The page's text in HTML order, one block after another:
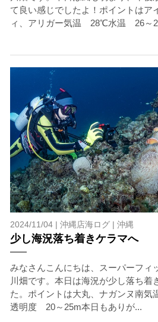
て良い感じでしたよ！ポイントはア
ィ、アリガー気温 28℃水温 26～
2024/11/04 | 沖縄店海ログ| 沖縄
少し海況落ち着きケラマへ
みなさんこんにちは、スーパーフィ
川畑です。本日は海況が少し落ち着
た。ポイントは大丸、ナガンヌ
透明度 20～25m本日もありが...